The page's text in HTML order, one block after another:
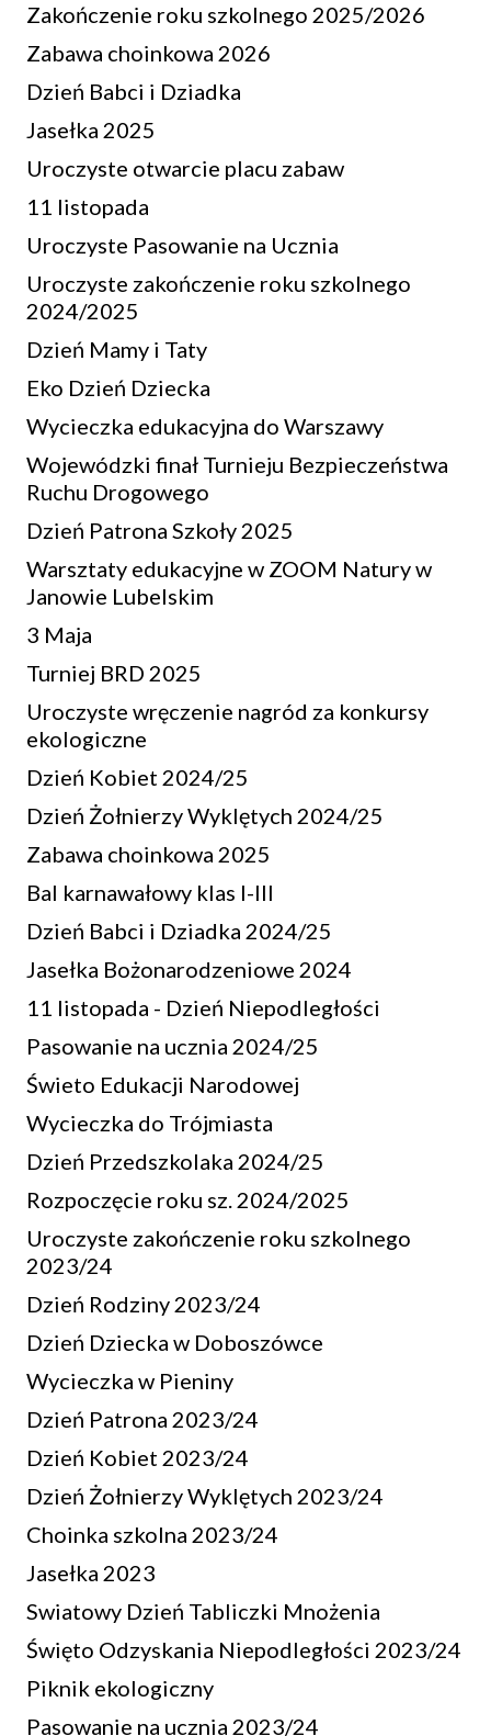
Zakończenie roku szkolnego 2025/2026
Zabawa choinkowa 2026
Dzień Babci i Dziadka
Jasełka 2025
Uroczyste otwarcie placu zabaw
11 listopada
Uroczyste Pasowanie na Ucznia
Uroczyste zakończenie roku szkolnego
2024/2025
Dzień Mamy i Taty
Eko Dzień Dziecka
Wycieczka edukacyjna do Warszawy
Wojewódzki finał Turnieju Bezpieczeństwa
Ruchu Drogowego
Dzień Patrona Szkoły 2025
Warsztaty edukacyjne w ZOOM Natury w
Janowie Lubelskim
3 Maja
Turniej BRD 2025
Uroczyste wręczenie nagród za konkursy
ekologiczne
Dzień Kobiet 2024/25
Dzień Żołnierzy Wyklętych 2024/25
Zabawa choinkowa 2025
Bal karnawałowy klas I-III
Dzień Babci i Dziadka 2024/25
Jasełka Bożonarodzeniowe 2024
11 listopada - Dzień Niepodległości
Pasowanie na ucznia 2024/25
Świeto Edukacji Narodowej
Wycieczka do Trójmiasta
Dzień Przedszkolaka 2024/25
Rozpoczęcie roku sz. 2024/2025
Uroczyste zakończenie roku szkolnego
2023/24
Dzień Rodziny 2023/24
Dzień Dziecka w Doboszówce
Wycieczka w Pieniny
Dzień Patrona 2023/24
Dzień Kobiet 2023/24
Dzień Żołnierzy Wyklętych 2023/24
Choinka szkolna 2023/24
Jasełka 2023
Swiatowy Dzień Tabliczki Mnożenia
Święto Odzyskania Niepodległości 2023/24
Piknik ekologiczny
Pasowanie na ucznia 2023/24